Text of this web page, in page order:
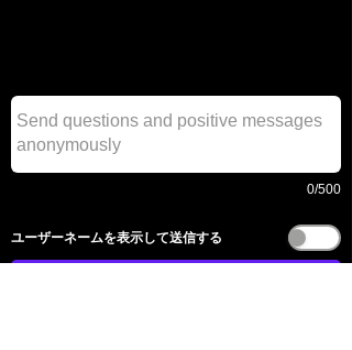
0/500
​ユーザーネームを表示して送信する